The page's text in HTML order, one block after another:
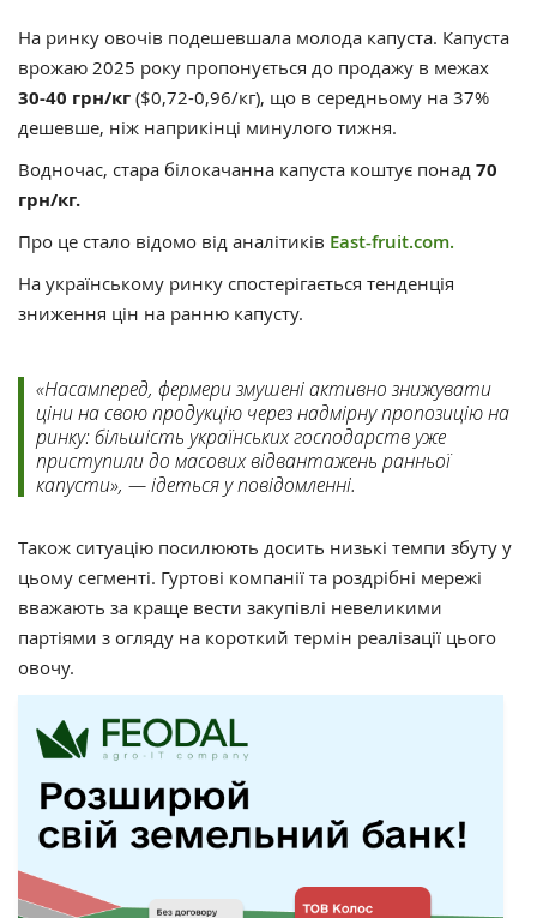
На ринку овочів подешевшала молода капуста. Капуста
врожаю 2025 року пропонується до продажу в межах
30-40 грн/кг ($0,72-0,96/кг), що в середньому на 37%
дешевше, ніж наприкінці минулого тижня.
Водночас, стара білокачанна капуста коштує понад 70
грн/кг.
Про це стало відомо від аналітиків East-fruit.com.
На українському ринку спостерігається тенденція
зниження цін на ранню капусту.
«Насамперед, фермери змушені активно знижувати
ціни на свою продукцію через надмірну пропозицію на
ринку: більшість українських господарств уже
приступили до масових відвантажень ранньої
капусти», — ідеться у повідомленні.
Також ситуацію посилюють досить низькі темпи збуту у
цьому сегменті. Гуртові компанії та роздрібні мережі
вважають за краще вести закупівлі невеликими
партіями з огляду на короткий термін реалізації цього
овочу.